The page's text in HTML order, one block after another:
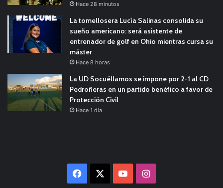
Hace 28 minutos
La tomellosera Lucía Salinas consolida su
sueño americano: será asistente de
entrenador de golf en Ohio mientras cursa su
máster
Hace 8 horas
La UD Socuéllamos se impone por 2-1 al CD
Pedroñeras en un partido benéfico a favor de
Protección Civil
Hace 1 día
Facebook YouTubeInstagram